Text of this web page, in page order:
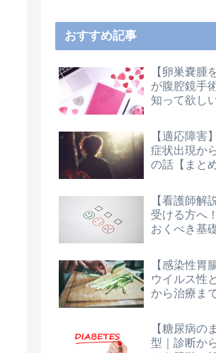
おすすめ記事
【卵巣嚢腫
が腹腔鏡手
知って欲し
【適応障害
症状出現か
の話【まとめ
【看護師解
受ける方へ
おくべき基
【感染性胃
ウイルス性
から治療ま
【糖尿病の
型｜診断か